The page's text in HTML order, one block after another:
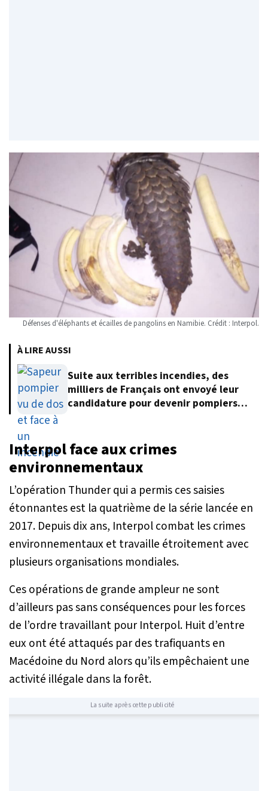
Défenses d'éléphants et écailles de pangolins en Namibie. Crédit : Interpol.
À LIRE AUSSI
Suite aux terribles incendies, des
milliers de Français ont envoyé leur
candidature pour devenir pompiers
Interpol face aux crimes
environnementaux
L’opération Thunder qui a permis ces saisies
étonnantes est la quatrième de la série lancée en
2017. Depuis dix ans, Interpol combat les crimes
environnementaux et travaille étroitement avec
plusieurs organisations mondiales.
Ces opérations de grande ampleur ne sont
d’ailleurs pas sans conséquences pour les forces
de l’ordre travaillant pour Interpol. Huit d’entre
eux ont été attaqués par des trafiquants en
Macédoine du Nord alors qu’ils empêchaient une
activité illégale dans la forêt.
La suite après cette publicité